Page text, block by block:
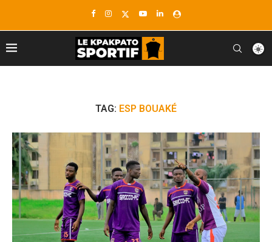
TAG: ESP BOUAKÉ